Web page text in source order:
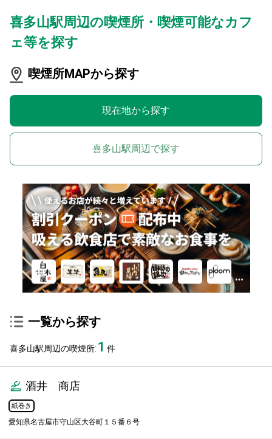
喜多山駅周辺の喫煙所・喫煙可能なカフ
ェ等を探す
喫煙所MAPから探す
現在地から探す
喜多山駅周辺で探す
一覧から探す
喜多山駅周辺の喫煙所: 1 件
酒井 商店
紙巻き
愛知県名古屋市守山区大谷町１５番６号